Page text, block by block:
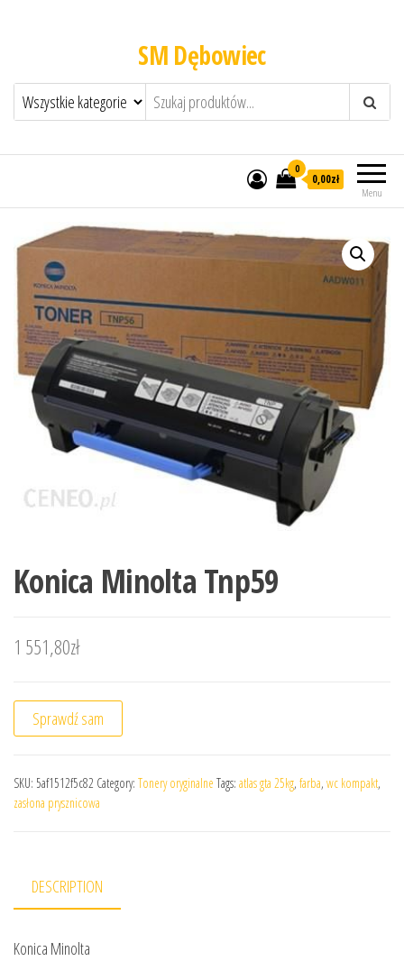
SM Dębowiec
Menu
0
0,00zł
Konica Minolta Tnp59
1 551,80zł
Sprawdź sam
SKU: 5af1512f5c82 Category: Tonery oryginalne Tags: atlas gta 25kg, farba, wc kompakt,
zasłona prysznicowa
DESCRIPTION
Konica Minolta